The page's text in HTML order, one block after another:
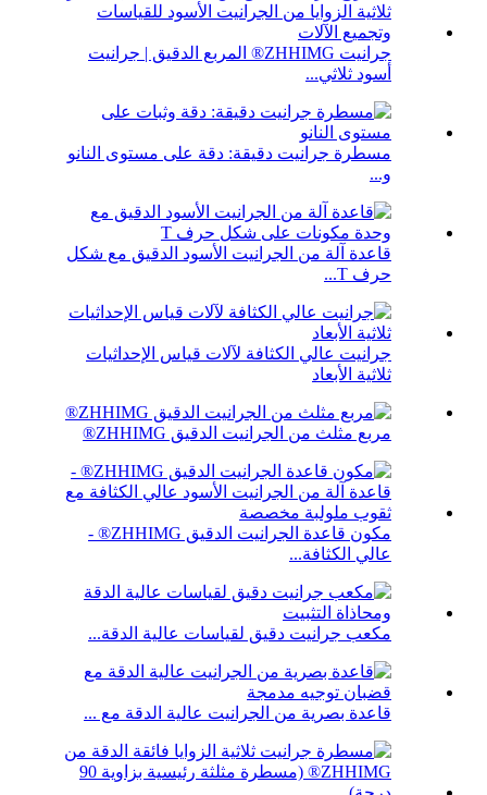
جرانيت ZHHIMG® المربع الدقيق | جرانيت
أسود ثلاثي...
مسطرة جرانيت دقيقة: دقة على مستوى النانو
و...
قاعدة آلة من الجرانيت الأسود الدقيق مع شكل
حرف T...
جرانيت عالي الكثافة لآلات قياس الإحداثيات
ثلاثية الأبعاد
مربع مثلث من الجرانيت الدقيق ZHHIMG®
مكون قاعدة الجرانيت الدقيق ZHHIMG® -
عالي الكثافة...
مكعب جرانيت دقيق لقياسات عالية الدقة...
قاعدة بصرية من الجرانيت عالية الدقة مع ...